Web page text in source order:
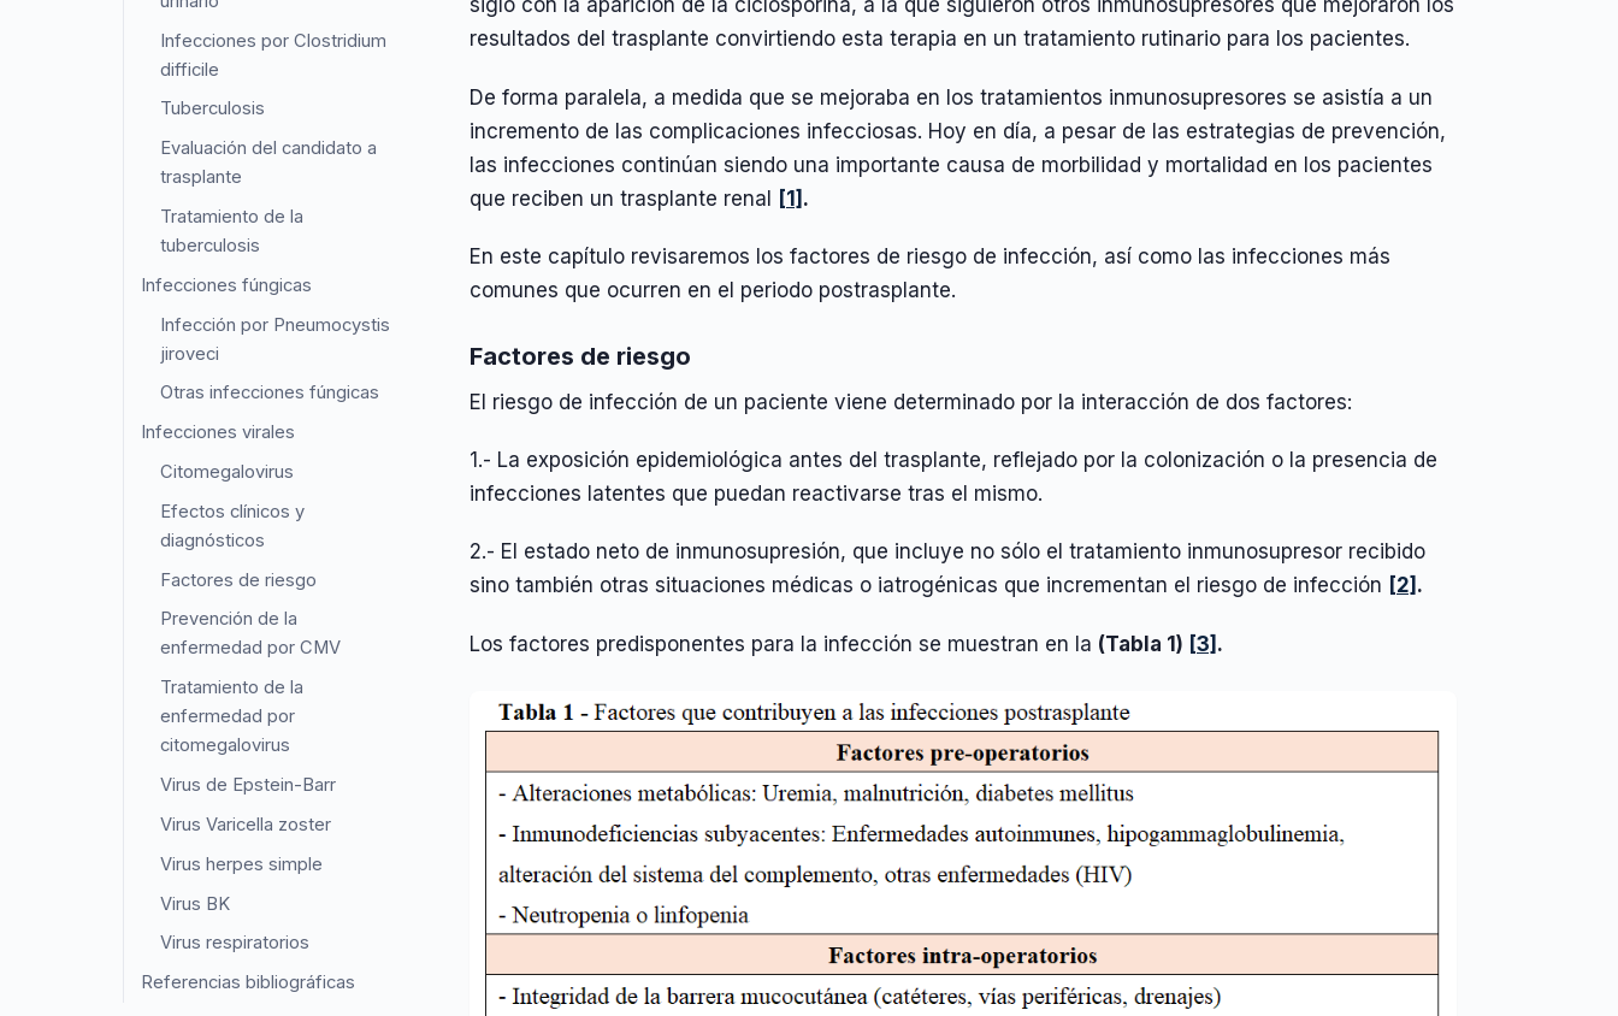
Infecciones por Clostridium
difficile
Tuberculosis
Evaluación del candidato a
trasplante
Tratamiento de la
tuberculosis
Infecciones fúngicas
Infección por Pneumocystis
jiroveci
Otras infecciones fúngicas
Infecciones virales
Citomegalovirus
Efectos clínicos y
diagnósticos
Factores de riesgo
Prevención de la
enfermedad por CMV
Tratamiento de la
enfermedad por
citomegalovirus
Virus de Epstein-Barr
Virus Varicella zoster
Virus herpes simple
Virus BK
Virus respiratorios
Referencias bibliográficas
siglo con la aparición de la ciclosporina, a la que siguieron otros inmunosupresores que mejoraron los
resultados del trasplante convirtiendo esta terapia en un tratamiento rutinario para los pacientes.
De forma paralela, a medida que se mejoraba en los tratamientos inmunosupresores se asistía a un
incremento de las complicaciones infecciosas. Hoy en día, a pesar de las estrategias de prevención,
las infecciones continúan siendo una importante causa de morbilidad y mortalidad en los pacientes
que reciben un trasplante renal [1] .
En este capítulo revisaremos los factores de riesgo de infección, así como las infecciones más
comunes que ocurren en el periodo postrasplante.
Factores de riesgo
El riesgo de infección de un paciente viene determinado por la interacción de dos factores:
1.- La exposición epidemiológica antes del trasplante, reflejado por la colonización o la presencia de
infecciones latentes que puedan reactivarse tras el mismo.
2.- El estado neto de inmunosupresión, que incluye no sólo el tratamiento inmunosupresor recibido
sino también otras situaciones médicas o iatrogénicas que incrementan el riesgo de infección [2] .
Los factores predisponentes para la infección se muestran en la (Tabla 1) [3] .